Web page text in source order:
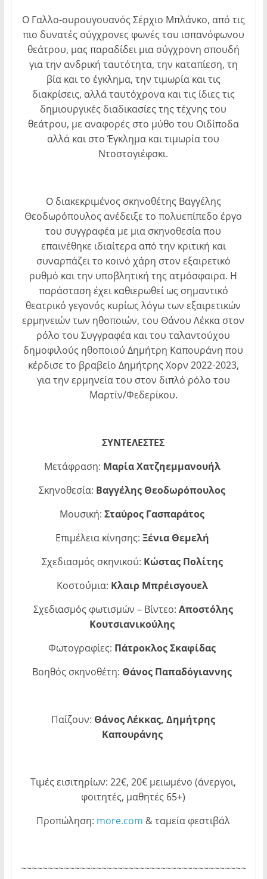
Ο Γαλλο-ουρουγουανός Σέρχιο Μπλάνκο, από τις
πιο δυνατές σύγχρονες φωνές του ισπανόφωνου
θεάτρου, μας παραδίδει μια σύγχρονη σπουδή
για την ανδρική ταυτότητα, την καταπίεση, τη
βία και το έγκλημα, την τιμωρία και τις
διακρίσεις, αλλά ταυτόχρονα και τις ίδιες τις
δημιουργικές διαδικασίες της τέχνης του
θεάτρου, με αναφορές στο μύθο του Οιδίποδα
αλλά και στο Έγκλημα και τιμωρία του
Ντοστογιέφσκι.
Ο διακεκριμένος σκηνοθέτης Βαγγέλης
Θεοδωρόπουλος ανέδειξε το πολυεπίπεδο έργο
του συγγραφέα με μια σκηνοθεσία που
επαινέθηκε ιδιαίτερα από την κριτική και
συναρπάζει το κοινό χάρη στον εξαιρετικό
ρυθμό και την υποβλητική της ατμόσφαιρα. Η
παράσταση έχει καθιερωθεί ως σημαντικό
θεατρικό γεγονός κυρίως λόγω των εξαιρετικών
ερμηνειών των ηθοποιών, του Θάνου Λέκκα στον
ρόλο του Συγγραφέα και του ταλαντούχου
δημοφιλούς ηθοποιού Δημήτρη Καπουράνη που
κέρδισε το βραβείο Δημήτρης Χορν 2022-2023,
για την ερμηνεία του στον διπλό ρόλο του
Μαρτίν/Φεδερίκου.
ΣΥΝΤΕΛΕΣΤΕΣ
Μετάφραση: Μαρία Χατζηεμμανουήλ
Σκηνοθεσία: Βαγγέλης Θεοδωρόπουλος
Μουσική:Σταύρος Γασπαράτος
Επιμέλεια κίνησης: Ξένια Θεμελή
Σχεδιασμός σκηνικού: Κώστας Πολίτης
Κοστούμια: Κλαιρ Μπρέισγουελ
Σχεδιασμός φωτισμών – Βίντεο:Αποστόλης
Κουτσιανικούλης
Φωτογραφίες: Πάτροκλος Σκαφίδας
Βοηθός σκηνοθέτη: Θάνος Παπαδόγιαννης
Παίζουν: Θάνος Λέκκας, Δημήτρης
Καπουράνης
Τιμές εισιτηρίων: 22€, 20€ μειωμένο (άνεργοι,
φοιτητές, μαθητές 65+)
Προπώληση: more.com & ταμεία φεστιβάλ
~~~~~~~~~~~~~~~~~~~~~~~~~~~~~~~~~~~~~~~~~~